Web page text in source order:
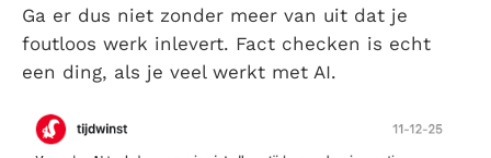
Ga er dus niet zonder meer van uit dat je
foutloos werk inlevert. Fact checken is echt
een ding, als je veel werkt met AI.